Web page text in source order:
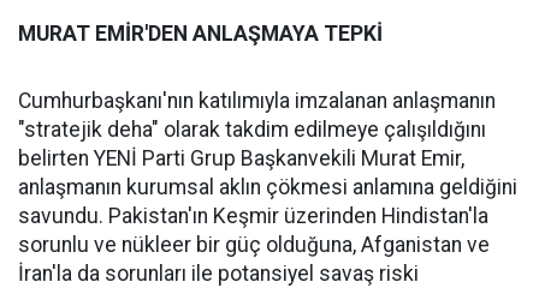
MURAT EMİR'DEN ANLAŞMAYA TEPKİ
Cumhurbaşkanı'nın katılımıyla imzalanan anlaşmanın
"stratejik deha" olarak takdim edilmeye çalışıldığını
belirten YENİ Parti Grup Başkanvekili Murat Emir,
anlaşmanın kurumsal aklın çökmesi anlamına geldiğini
savundu. Pakistan'ın Keşmir üzerinden Hindistan'la
sorunlu ve nükleer bir güç olduğuna, Afganistan ve
İran'la da sorunları ile potansiyel savaş riski